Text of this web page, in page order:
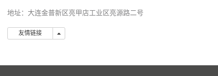
地址：大连金普新区亮甲店工业区亮源路二号
友情链接 友情链接